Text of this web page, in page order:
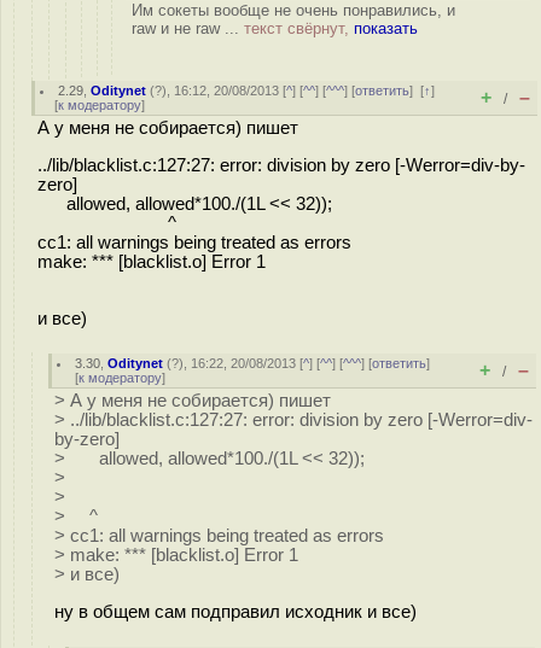
Им сокеты вообще не очень понравились, и
raw и не raw ... текст свёрнут, показать
2.29 ,Oditynet (?), 16:12, 20/08/2013 [^] [^^] [^^^] [ответить][↑]
[к модератору] + / –
А у меня не собирается) пишет
../lib/blacklist.c:127:27: error: division by zero [-Werror=div-by-
zero]
allowed, allowed*100./(1L << 32));
^
cc1: all warnings being treated as errors
make: *** [blacklist.o] Error 1
и все)
3.30 ,Oditynet (?), 16:22, 20/08/2013 [^] [^^] [^^^] [ответить]
[к модератору] + / –
> А у меня не собирается) пишет
> ../lib/blacklist.c:127:27: error: division by zero [-Werror=div-
by-zero]
> allowed, allowed*100./(1L << 32));
>
>
> ^
> cc1: all warnings being treated as errors
> make: *** [blacklist.o] Error 1
> и все)
ну в общем сам подправил исходник и все)